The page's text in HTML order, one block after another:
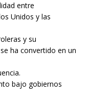
entre
Unidos y las
y su
ha convertido en un
bajo gobiernos